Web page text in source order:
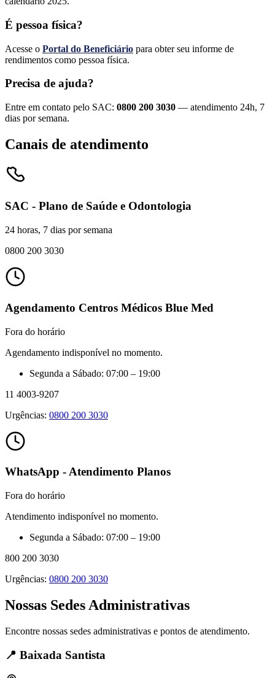
É pessoa física?
Acesse o Portal do Beneficiário para obter seu informe de
rendimentos como pessoa física.
Precisa de ajuda?
Entre em contato pelo SAC: 0800 200 3030 — atendimento 24h, 7
dias por semana.
Canais de atendimento
SAC - Plano de Saúde e Odontologia
24 horas, 7 dias por semana
0800 200 3030
Agendamento Centros Médicos Blue Med
Fora do horário
Agendamento indisponível no momento.
Segunda a Sábado: 07:00 – 19:00
11 4003-9207
Urgências: 0800 200 3030
WhatsApp - Atendimento Planos
Fora do horário
Atendimento indisponível no momento.
Segunda a Sábado: 07:00 – 19:00
800 200 3030
Urgências: 0800 200 3030
Nossas Sedes Administrativas
Encontre nossas sedes administrativas e pontos de atendimento.
📍 Baixada Santista